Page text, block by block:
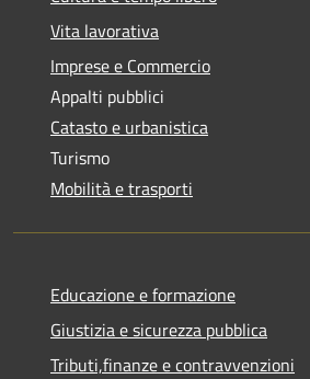
Vita lavorativa
Imprese e Commercio
Appalti pubblici
Catasto e urbanistica
Turismo
Mobilità e trasporti
Educazione e formazione
Giustizia e sicurezza pubblica
Tributi,finanze e contravvenzioni